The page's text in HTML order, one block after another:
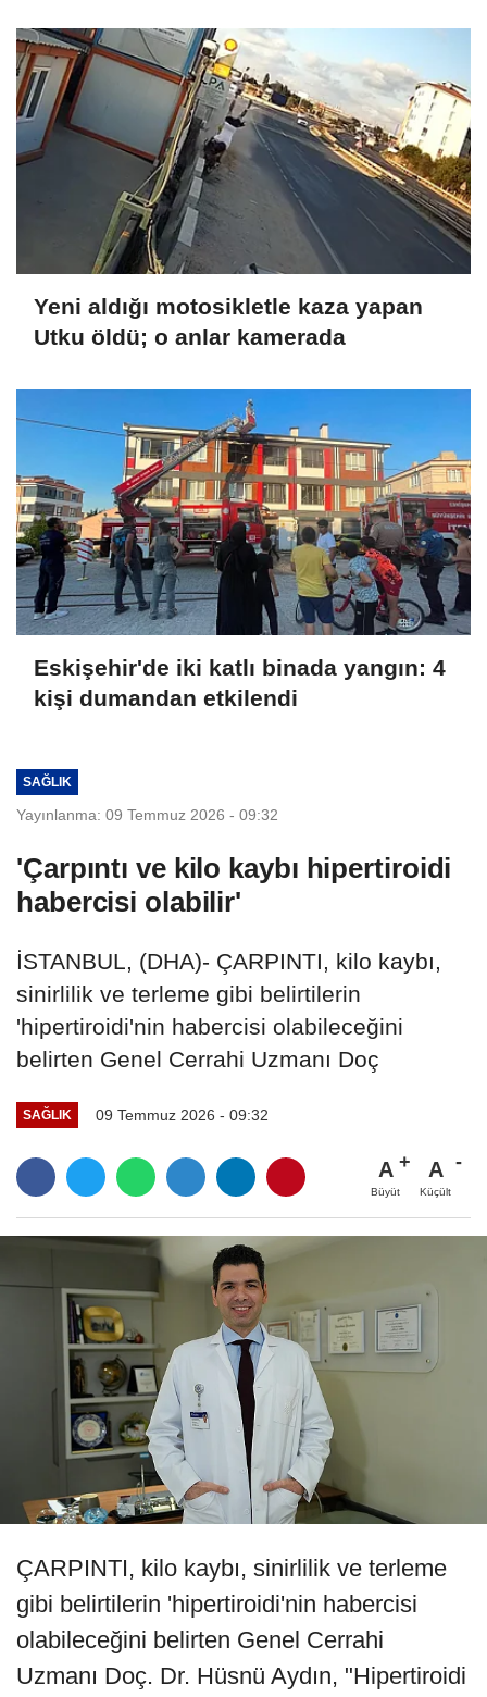
Yeni aldığı motosikletle kaza yapan
Utku öldü; o anlar kamerada
Eskişehir'de iki katlı binada yangın: 4
kişi dumandan etkilendi
SAĞLIK
Yayınlanma: 09 Temmuz 2026 - 09:32
'Çarpıntı ve kilo kaybı hipertiroidi
habercisi olabilir'
İSTANBUL, (DHA)- ÇARPINTI, kilo kaybı,
sinirlilik ve terleme gibi belirtilerin
'hipertiroidi'nin habercisi olabileceğini
belirten Genel Cerrahi Uzmanı Doç
SAĞLIK 09 Temmuz 2026 - 09:32
A
Büyüt
A
Küçült
ÇARPINTI, kilo kaybı, sinirlilik ve terleme
gibi belirtilerin 'hipertiroidi'nin habercisi
olabileceğini belirten Genel Cerrahi
Uzmanı Doç. Dr. Hüsnü Aydın, "Hipertiroidi